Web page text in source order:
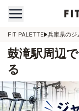
FIT PALETTE 兵庫県のジ
鼓滝駅周辺
る